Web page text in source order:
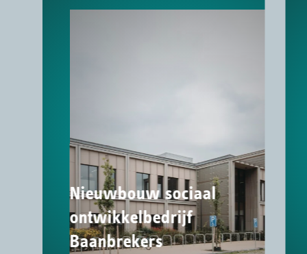
Nieuwbouw sociaal
ontwikkelbedrijf
Baanbrekers